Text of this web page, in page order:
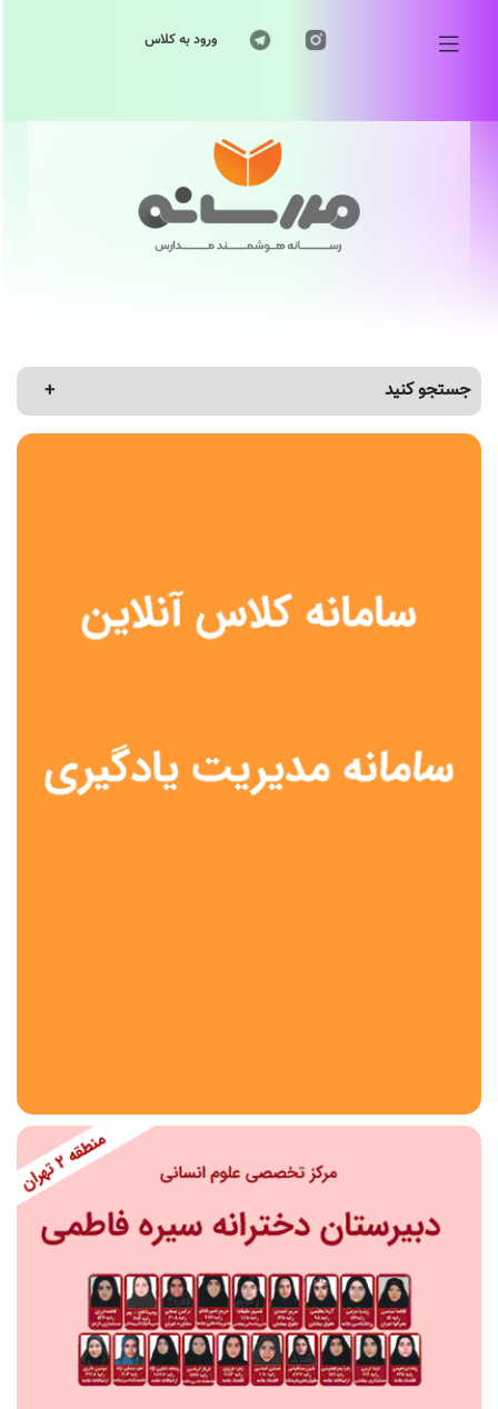
ورود به کلاس
جستجو کنید
هیات امنایی
منطقه
مقطع تحصیلی
دوره اول متوسطه
دوره دوم متوسطه- فنی
دوره دوم متوسطه- نظری